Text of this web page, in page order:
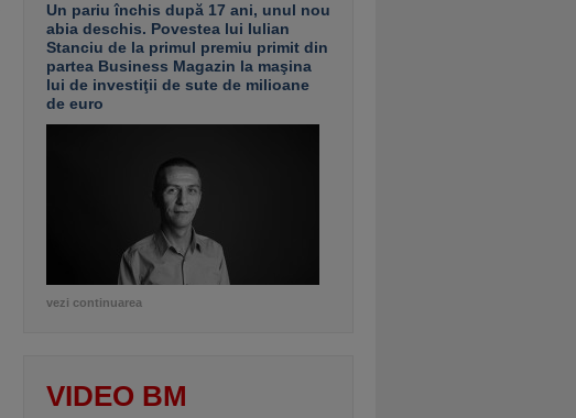
Un pariu închis după 17 ani, unul nou
abia deschis. Povestea lui Iulian
Stanciu de la primul premiu primit din
partea Business Magazin la maşina
lui de investiţii de sute de milioane
de euro
vezi continuarea
VIDEO BM